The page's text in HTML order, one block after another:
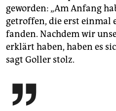
geworden: „Am Anfang
getroffen, die erst einmal
fanden. Nachdem wir
erklärt haben, haben es
sagt Goller stolz.
